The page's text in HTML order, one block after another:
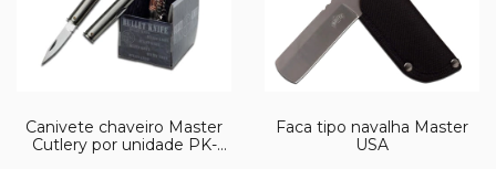
Canivete chaveiro Master
Cutlery por unidade PK-
Faca tipo navalha Master
USA